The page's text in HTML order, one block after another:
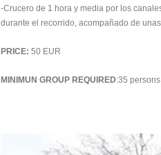
-Crucero de 1 hora y media por los
durante el recorrido, acompañado de
PRICE: 50 EUR
MINIMUN GROUP REQUIRED:35 persons